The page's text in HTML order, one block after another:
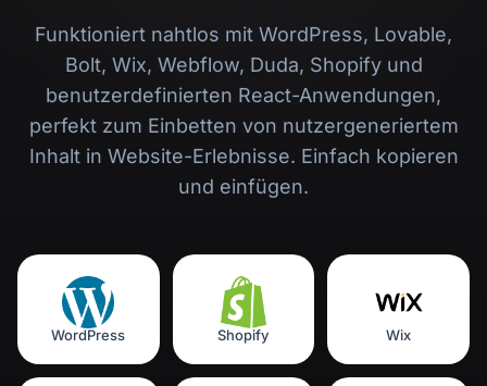
Funktioniert nahtlos mit WordPress, Lovable,
Bolt, Wix, Webflow, Duda, Shopify und
benutzerdefinierten React-Anwendungen,
perfekt zum Einbetten von nutzergeneriertem
Inhalt in Website-Erlebnisse. Einfach kopieren
und einfügen.
WordPress Shopify Wix